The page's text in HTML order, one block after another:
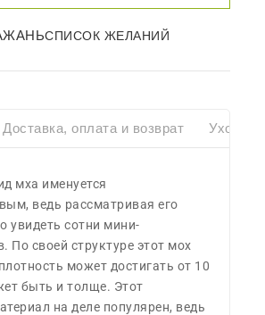
Доставка, оплата и возврат Уход
мха именуется
ведь рассматривая его
увидеть сотни мини-
По своей структуре этот мох
может достигать от 10
быть и толще. Этот
на деле популярен, ведь